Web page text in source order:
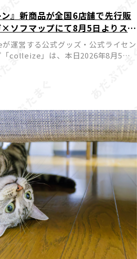
ン』新商品が全国6店舗で先行販
ソフマップにて8月5日よりスタ
運営する公式グッズ・公式ライセン
「colleize」は、本日2026年8月5日